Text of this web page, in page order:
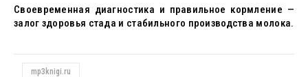
Своевременная диагностика и правильное кормление —
залог здоровья стада и стабильного производства молока.
mp3knigi.ru